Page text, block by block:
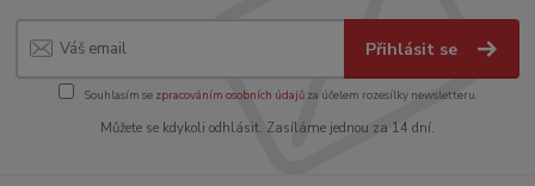
Přihlásit se
Souhlasím se zpracováním osobních údajůza účelem rozesílky newsletteru.
Můžete se kdykoli odhlásit. Zasíláme jednou za 14 dní.